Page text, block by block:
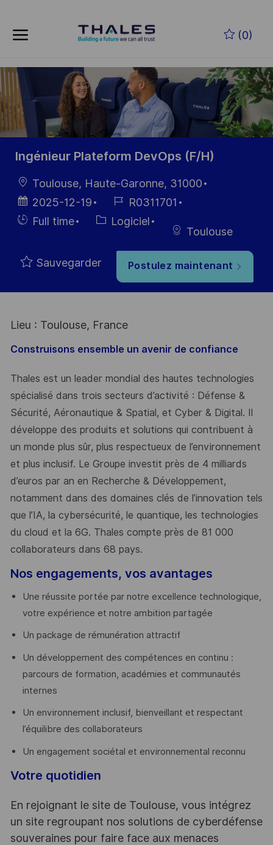
(0)
-
Ingénieur Plateform DevOps (F/H)
localisation
Toulouse, Haute-Garonne, 31000
Date
d’affichage
2025-12-19
Référence
du poste
R0311701
HiringFull time Catégorie
Logiciel
Toulouse
Sauvegarder Postulez maintenant
Lieu : Toulouse, France
Construisons ensemble un avenir de confiance
Thales est un leader mondial des hautes technologies
spécialisé dans trois secteurs d’activité : Défense &
Sécurité, Aéronautique & Spatial, et Cyber & Digital. Il
développe des produits et solutions qui contribuent à
un monde plus sûr, plus respectueux de l’environnement
et plus inclusif. Le Groupe investit près de 4 milliards
d’euros par an en Recherche & Développement,
notamment dans des domaines clés de l’innovation tels
que l’IA, la cybersécurité, le quantique, les technologies
du cloud et la 6G. Thales compte près de 81 000
collaborateurs dans 68 pays.
Nos engagements, vos avantages
Une réussite portée par notre excellence technologique,
votre expérience et notre ambition partagée
Un package de rémunération attractif
Un développement des compétences en continu :
parcours de formation, académies et communautés
internes
Un environnement inclusif, bienveillant et respectant
l’équilibre des collaborateurs
Un engagement sociétal et environnemental reconnu
Votre quotidien
En rejoignant le site de Toulouse, vous intégrez
un site regroupant nos solutions de cyberdéfense
souveraines pour faire face aux menaces